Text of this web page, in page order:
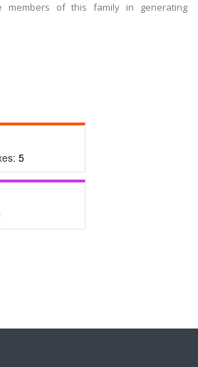
members of this family in generating
5